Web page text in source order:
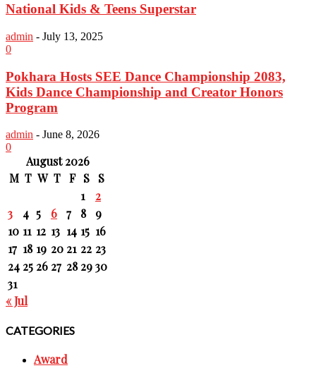
National Kids & Teens Superstar
admin - July 13, 2025
0
Pokhara Hosts SEE Dance Championship 2083,
Kids Dance Championship and Creator Honors
Program
admin - June 8, 2026
0
August 2026
M T W T F S
S
1
2
3
4 5 6 7 8
9
10 11 12 13 14 15 16
17 18 19 20 21 22 23
24 25 26 27 28 2930
31
« Jul
CATEGORIES
Award